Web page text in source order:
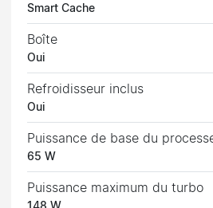
Smart Cache
Boîte
Oui
Refroidisseur inclus
Oui
Puissance de base du
65 W
Puissance maximum du turbo